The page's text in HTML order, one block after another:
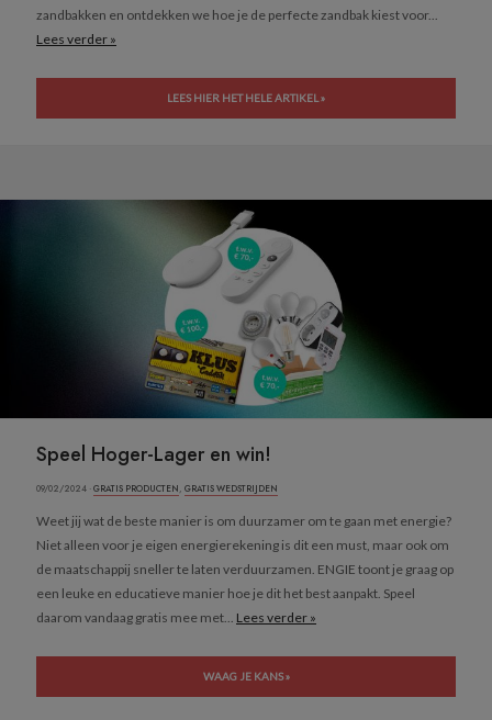
zandbakken en ontdekken we hoe je de perfecte zandbak kiest voor...
Lees verder »
LEES HIER HET HELE ARTIKEL »
Speel Hoger-Lager en win!
09/02/2024 ·GRATIS PRODUCTEN, GRATIS WEDSTRIJDEN
Weet jij wat de beste manier is om duurzamer om te gaan met energie?
Niet alleen voor je eigen energierekening is dit een must, maar ook om
de maatschappij sneller te laten verduurzamen. ENGIE toont je graag op
een leuke en educatieve manier hoe je dit het best aanpakt. Speel
daarom vandaag gratis mee met... Lees verder »
WAAG JE KANS »